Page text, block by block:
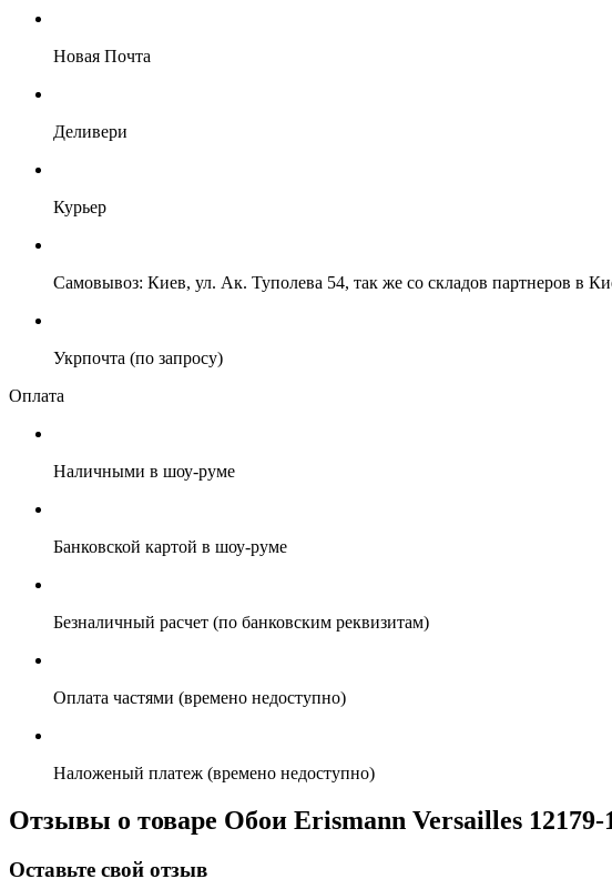
Новая Почта
Деливери
Курьер
Самовывоз: Киев, ул. Ак. Туполева 54, так же со складов партнеров в
Укрпочта (по запросу)
Оплата
Наличными в шоу-руме
Банковской картой в шоу-руме
Безналичный расчет (по банковским реквизитам)
Оплата частями (времено недоступно)
Наложеный платеж (времено недоступно)
Отзывы о товаре Обои Erismann Versailles 12179-
Оставьте свой отзыв